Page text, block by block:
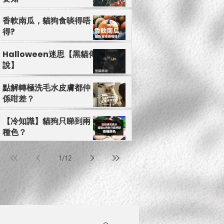
心有毒】應避免毛孩接觸的年花
香軟南瓜，貓狗食啖得唔
得?
Halloween迷思【黑貓傳
說】
點解轉極洗毛水皮膚都仲
係咁差？
【冷知識】貓狗只睇到兩
種色？
1/12